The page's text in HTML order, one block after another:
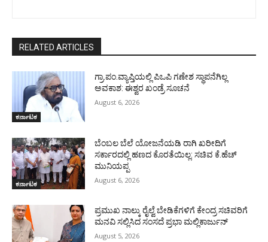
RELATED ARTICLES
ಕರ್ನಾಟಕ
ಗ್ರಾ.ಪಂ.ವ್ಯಾಪ್ತಿಯಲ್ಲಿ ಪಿಒಪಿ ಗಣೇಶ ಸ್ಥಾಪನೆಗಿಲ್ಲ
ಅವಕಾಶ: ಈಶ್ವರ ಖಂಡ್ರೆ ಸೂಚನೆ
August 6, 2026
ಕರ್ನಾಟಕ
ಬೆಂಬಲ ಬೆಲೆ ಯೋಜನೆಯಡಿ ರಾಗಿ ಖರೀದಿಗೆ
ಸರ್ಕಾರದಲ್ಲಿ ಹಣದ ಕೊರತೆಯಿಲ್ಲ: ಸಚಿವ ಕೆ.ಹೆಚ್
ಮುನಿಯಪ್ಪ
August 6, 2026
ಪ್ರಮುಖ ನಾಲ್ಕು ರೈಲ್ವೆ ಬೇಡಿಕೆಗಳಿಗೆ ಕೇಂದ್ರ ಸಚಿವರಿಗೆ
ಮನವಿ ಸಲ್ಲಿಸಿದ ಸಂಸದೆ ಪ್ರಭಾ ಮಲ್ಲಿಕಾರ್ಜುನ್
August 5, 2026